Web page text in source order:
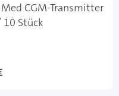
CGM-Transmitter
10 Stück